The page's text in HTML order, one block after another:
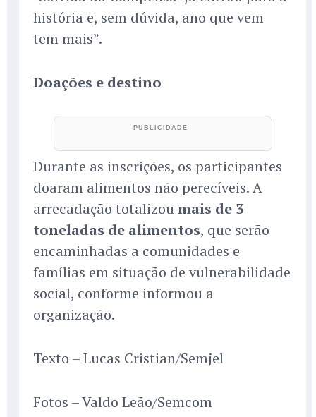
história e, sem dúvida, ano que vem
tem mais”.
Doações e destino
Durante as inscrições, os participantes
doaram alimentos não perecíveis. A
arrecadação totalizou mais de 3
toneladas de alimentos, que serão
encaminhadas a comunidades e
famílias em situação de vulnerabilidade
social, conforme informou a
organização.
Texto – Lucas Cristian/Semjel
Fotos – Valdo Leão/Semcom